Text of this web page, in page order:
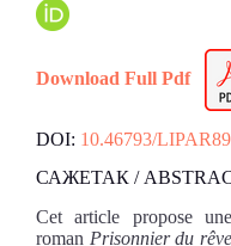
Download Full Pdf
DOI: 10.46793/
САЖЕТАК /
Cet article propose
roman Prisonnier du